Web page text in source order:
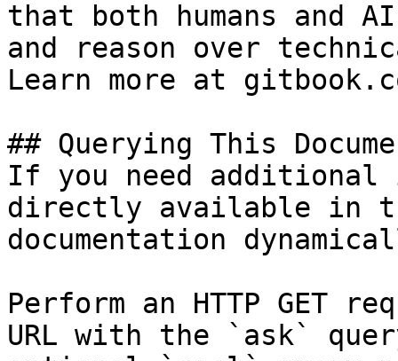
that both humans and
and reason over
Learn more at
## Querying This
If you need
directly available in
documentation
Perform an HTTP GET
URL with the `ask`